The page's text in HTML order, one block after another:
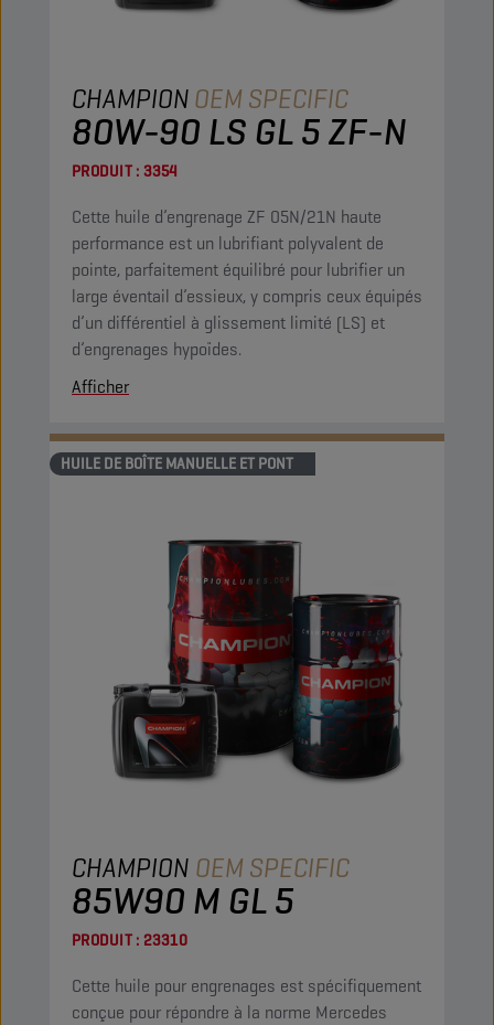
CHAMPIONOEM SPECIFIC
80W-90 LS GL 5 ZF-N
PRODUIT : 3354
Cette huile d’engrenage ZF 05N/21N haute
performance est un lubrifiant polyvalent de
pointe, parfaitement équilibré pour lubrifier un
large éventail d’essieux, y compris ceux équipés
d’un différentiel à glissement limité (LS) et
d’engrenages hypoïdes.
Afficher
HUILE DE BOÎTE MANUELLE ET PONT
CHAMPION OEM SPECIFIC
85W90 M GL 5
PRODUIT : 23310
Cette huile pour engrenages est spécifiquement
conçue pour répondre à la norme Mercedes